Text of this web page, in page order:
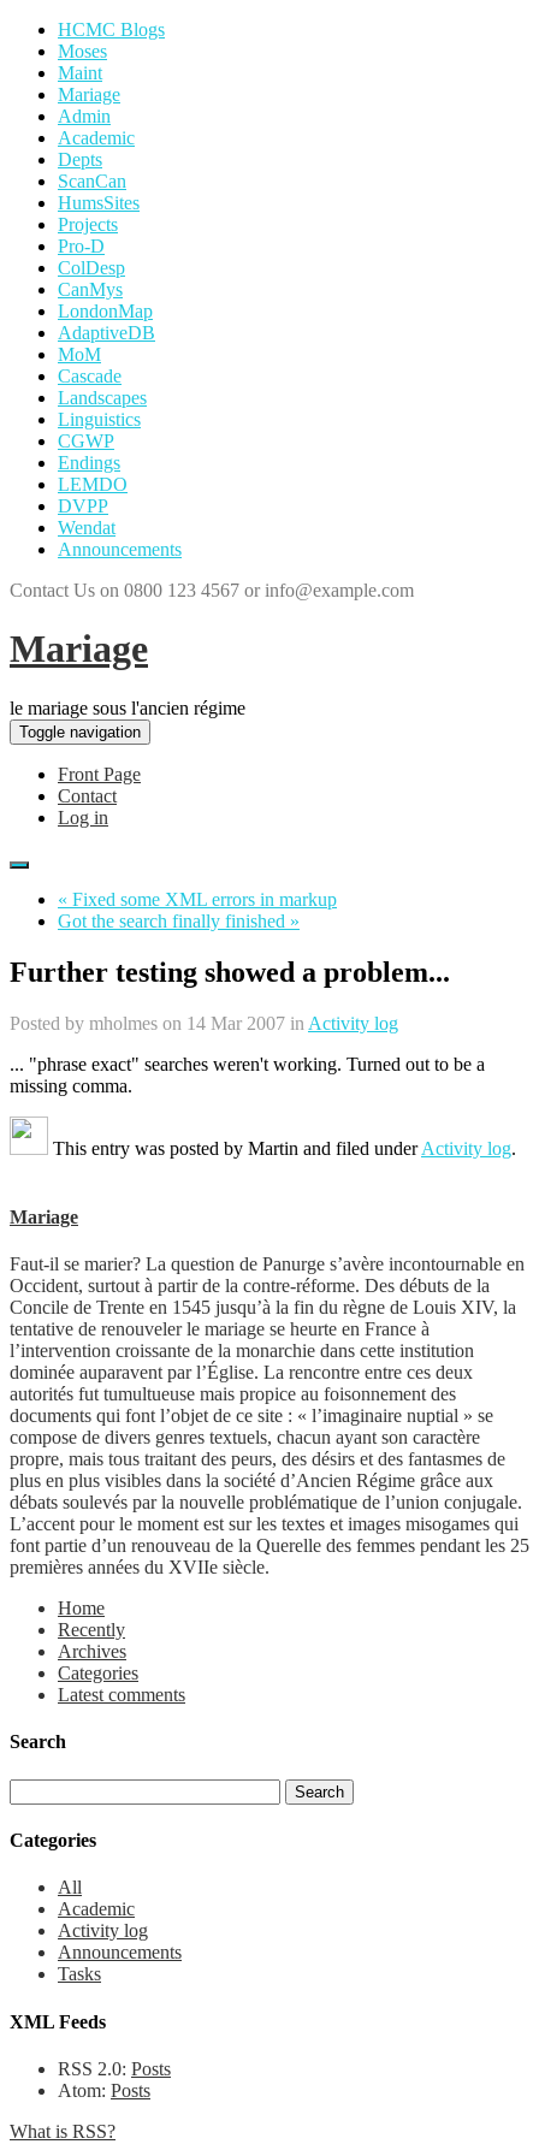
HCMC Blogs
Moses
Maint
Mariage
Admin
Academic
Depts
ScanCan
HumsSites
Projects
Pro-D
ColDesp
CanMys
LondonMap
AdaptiveDB
MoM
Cascade
Landscapes
Linguistics
CGWP
Endings
LEMDO
DVPP
Wendat
Announcements
Contact Us on 0800 123 4567 or info@example.com
Mariage
le mariage sous l'ancien régime
Toggle navigation
Front Page
Contact
Log in
« Fixed some XML errors in markup
Got the search finally finished »
Further testing showed a problem...
Posted by mholmes on 14 Mar 2007 in Activity log
... "phrase exact" searches weren't working. Turned out to be a
missing comma.
This entry was posted by Martin and filed underActivity log.
Mariage
Faut-il se marier? La question de Panurge s’avère incontournable en
Occident, surtout à partir de la contre-réforme. Des débuts de la
Concile de Trente en 1545 jusqu’à la fin du règne de Louis XIV, la
tentative de renouveler le mariage se heurte en France à
l’intervention croissante de la monarchie dans cette institution
dominée auparavent par l’Église. La rencontre entre ces deux
autorités fut tumultueuse mais propice au foisonnement des
documents qui font l’objet de ce site : « l’imaginaire nuptial » se
compose de divers genres textuels, chacun ayant son caractère
propre, mais tous traitant des peurs, des désirs et des fantasmes de
plus en plus visibles dans la société d’Ancien Régime grâce aux
débats soulevés par la nouvelle problématique de l’union conjugale.
L’accent pour le moment est sur les textes et images misogames qui
font partie d’un renouveau de la Querelle des femmes pendant les 25
premières années du XVIIe siècle.
Home
Recently
Archives
Categories
Latest comments
Search
Categories
All
Academic
Activity log
Announcements
Tasks
XML Feeds
RSS 2.0: Posts
Atom: Posts
What is RSS?